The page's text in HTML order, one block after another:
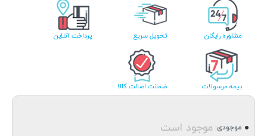
مشاوره رایگان تحویل سریع پرداخت آنلاین
بیمه مرسولات ضمانت اصالت کالا
موجودی: موجود است